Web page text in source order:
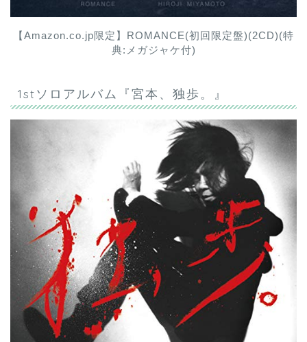
【Amazon.co.jp限定】ROMANCE(初回限定盤)(2CD)(特
典:メガジャケ付)
1stソロアルバム『宮本、独歩。』